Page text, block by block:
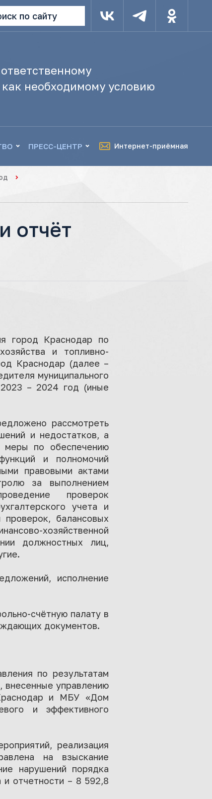
по сайту
необходимому условию
ПРЕСС-ЦЕНТР Интернет-приёмная
отчёт
город Краснодар по
и топливно-
Краснодар (далее –
муниципального
2023 – 2024 год (иные
рассмотреть
и недостатков, а
по обеспечению
и полномочий
правовыми актами
за выполнением
проверок
учета и
балансовых
хозяйственной
должностных лиц,
исполнение
счётную палату в
документов.
по результатам
внесенные управлению
и МБУ «Дом
и эффективного
реализация
на взыскание
нарушений порядка
отчетности – 8 592,8